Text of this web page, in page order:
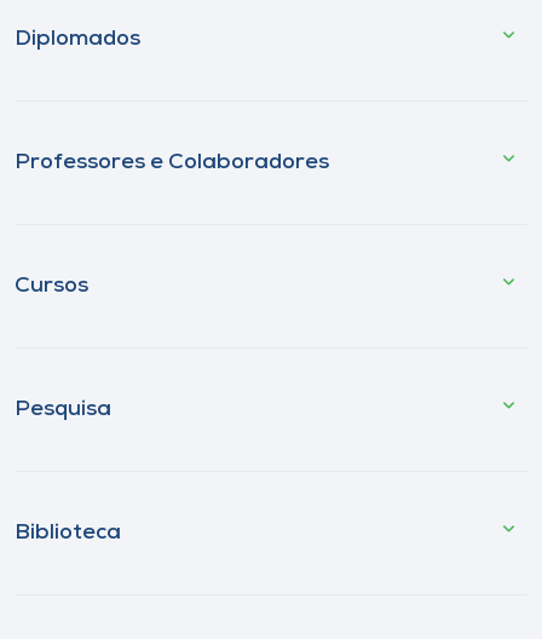
Diplomados
Professores e Colaboradores
Cursos
Pesquisa
Biblioteca